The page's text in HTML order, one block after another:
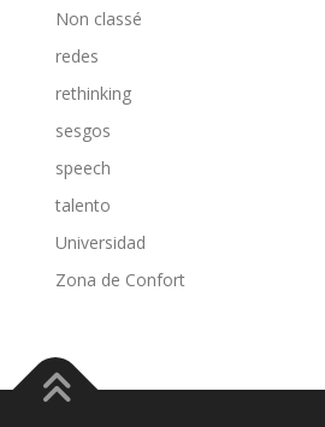
Non classé
redes
rethinking
sesgos
speech
talento
Universidad
Zona de Confort